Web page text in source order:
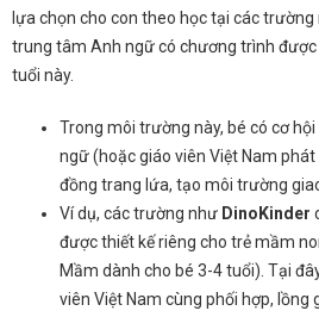
lựa chọn cho con theo học tại các
trung tâm Anh ngữ có chương trình
tuổi này.
Trong môi trường này, bé có cơ
ngữ (hoặc giáo viên Việt Nam
đồng trang lứa, tạo môi trường
Ví dụ, các trường như DinoKinder
được thiết kế riêng cho trẻ mầm
Mầm dành cho bé 3-4 tuổi). Tại
viên Việt Nam cùng phối hợp,